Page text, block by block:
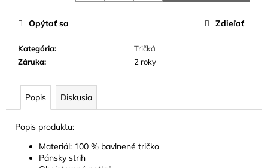
Kategória:
Tričká
Záruka: 2 roky
Opýtať sa Zdieľať
Popis Diskusia
Popis produktu:
Materiál: 100 % bavlnené tričko
Pánsky strih